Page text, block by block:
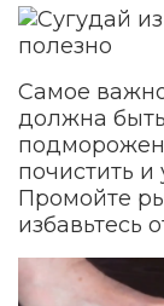
Самое
должна
почистить и
Промойте
избавьтесь